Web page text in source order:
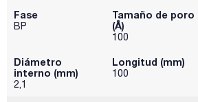
Fase
BP
Tamaño de poro
(Å)
100
Diámetro
interno (mm)
2,1
Longitud (mm)
100